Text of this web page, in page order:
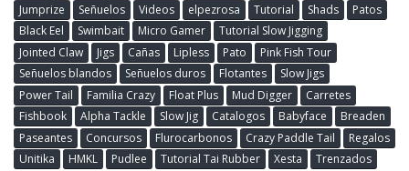
Jumprize
Señuelos Videos elpezrosa Tutorial Shads
Patos
Black Eel
Swimbait Micro Gamer
Tutorial Slow Jigging
Jointed Claw
Jigs Cañas Lipless Pato
Pink Fish Tour
Señuelos blandos
Señuelos duros Flotantes
Slow Jigs
Power Tail
Familia Crazy Float Plus Mud Digger
Carretes
Fishbook
Alpha Tackle Slow Jig Catalogos Babyface
Breaden
Paseantes
Concursos Flurocarbonos Crazy Paddle Tail
Regalos
Unitika
HMKL Pudlee Tutorial Tai Rubber Xesta
Trenzados